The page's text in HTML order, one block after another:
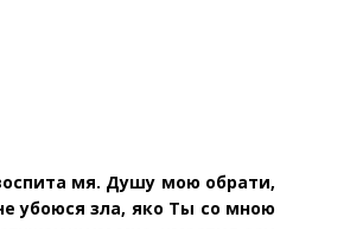
мя. Душу мою обрати,
убоюся зла, яко Ты со мною